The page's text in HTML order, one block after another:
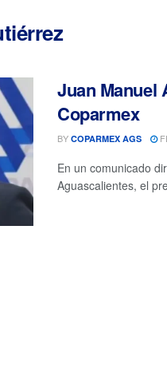
Juan Manuel
Coparmex
BY COPARMEX AGS
En un comunicado
Aguascalientes, el